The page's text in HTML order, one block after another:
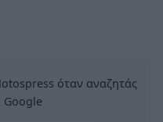
όταν αναζητάς
Google